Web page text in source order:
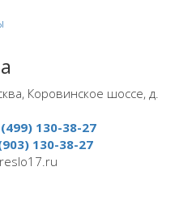
Коровинское шоссе, д.
130-38-27
130-38-27